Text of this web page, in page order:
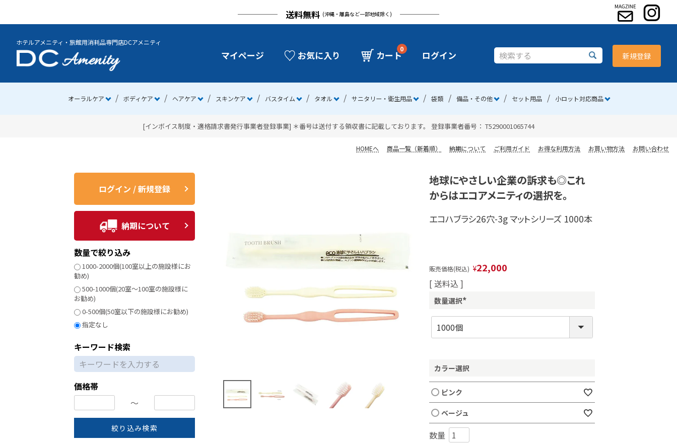
送料無料 (沖縄・離島など一部地域除く)
ホテルアメニティ・旅館用消耗品専門店DCアメニティ
マイページ お気に入り カート
0
ログイン 新規登録
オーラルケア ボディケア ヘアケア スキンケア バスタイム タオル サニタリー・衛生用品 袋類 備品・その他 セット用品 小ロット対応商品
[インボイス制度・適格請求書発行事業者登録事業] ＊番号は送付する領収書に記載しております。 登録事業者番号： T5290001065744
HOMEへ 商品一覧（新着順） 納期について ご利用ガイド お得な利用方法 お買い物方法 お問い合わせ
ログイン / 新規登録
納期について
数量で絞り込み
1000-2000個(100室以上の施設様にお
勧め)
500-1000個(20室～100室の施設様に
お勧め)
0-500個(50室以下の施設様にお勧め)
指定なし
キーワード検索
価格帯
〜
絞り込み検索
地球にやさしい企業の訴求も◎これ
からはエコアメニティの選択を。
エコハブラシ26穴-3g マットシリーズ 1000本
販売価格(税込) ¥22,000
送料込
数量選択
必
)
カラー選択
ピンク
ベージュ